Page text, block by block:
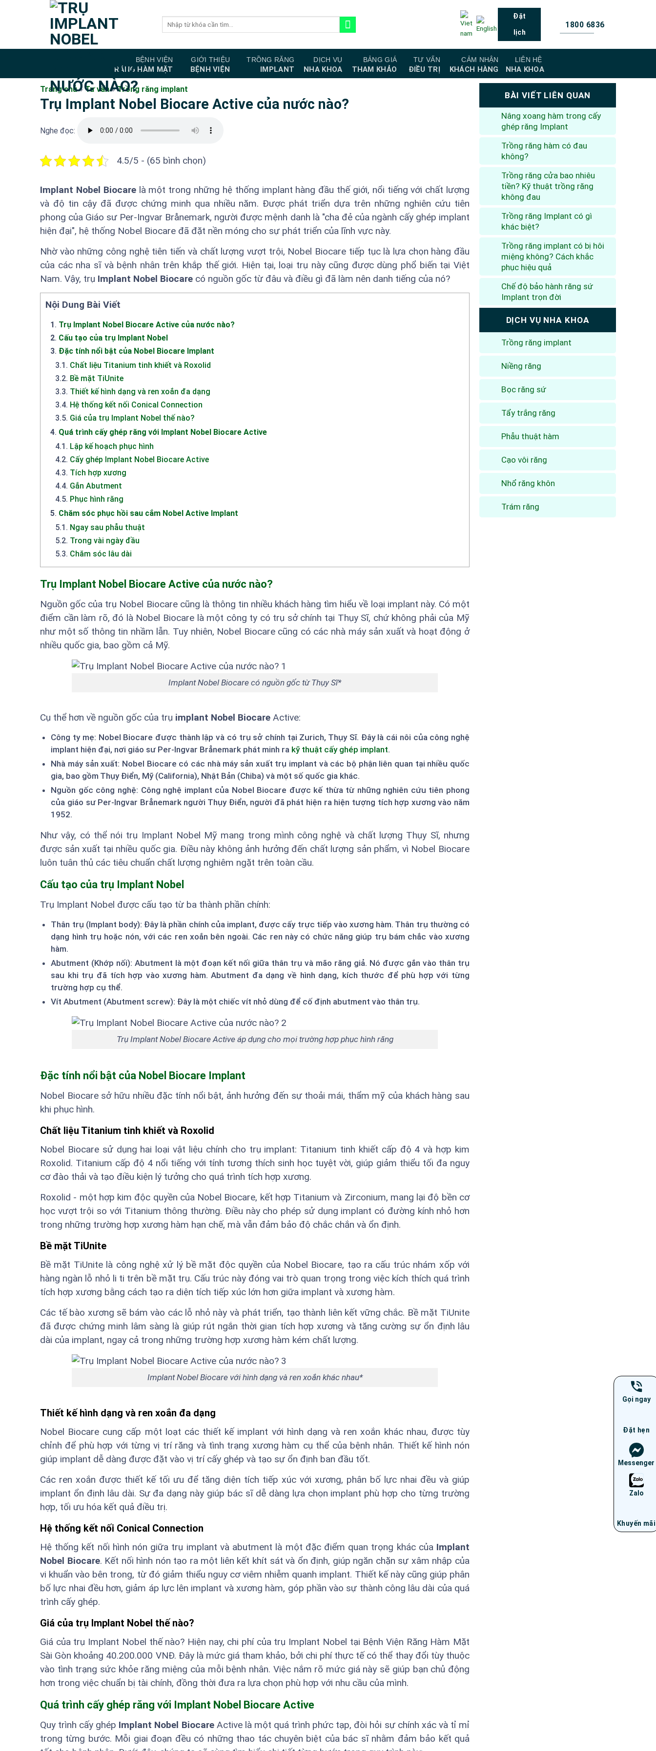
Đặt
lịch
1800 6836
BỆNH VIỆN
RĂNG HÀM MẶT
GIỚI THIỆU
BỆNH VIỆN
TRỒNG RĂNG
IMPLANT
DỊCH VỤ
NHA KHOA
BẢNG GIÁ
THAM KHẢO
TƯ VẤN
ĐIỀU TRỊ
CẢM NHẬN
KHÁCH HÀNG
LIÊN HỆ
NHA KHOA
Trang chủ»Tư vấn»Trồng răng implant
Trụ Implant Nobel Biocare Active của nước nào?
Nghe đọc:
4.5/5 - (65 bình chọn)
Implant Nobel Biocarelà một trong những hệ thống implant hàng đầu thế giới, nổi tiếng với chất lượng
và độ tin cậy đã được chứng minh qua nhiều năm. Được phát triển dựa trên những nghiên cứu tiên
phong của Giáo sư Per-Ingvar Brånemark, người được mệnh danh là "cha đẻ của ngành cấy ghép implant
hiện đại", hệ thống Nobel Biocare đã đặt nền móng cho sự phát triển của lĩnh vực này.
Nhờ vào những công nghệ tiên tiến và chất lượng vượt trội, Nobel Biocare tiếp tục là lựa chọn hàng đầu
của các nha sĩ và bệnh nhân trên khắp thế giới. Hiện tại, loại trụ này cũng được dùng phổ biến tại Việt
Nam. Vậy, trụ Implant Nobel Biocare có nguồn gốc từ đâu và điều gì đã làm nên danh tiếng của nó?
Nội Dung Bài Viết
1. Trụ Implant Nobel Biocare Active của nước nào?
2. Cấu tạo của trụ Implant Nobel
3. Đặc tính nổi bật của Nobel Biocare Implant
3.1 . Chất liệu Titanium tinh khiết và Roxolid
3.2. Bề mặt TiUnite
3.3. Thiết kế hình dạng và ren xoắn đa dạng
3.4. Hệ thống kết nối Conical Connection
3.5. Giá của trụ Implant Nobel thế nào?
4. Quá trình cấy ghép răng với Implant Nobel Biocare Active
4.1 . Lập kế hoạch phục hình
4.2. Cấy ghép Implant Nobel Biocare Active
4.3. Tích hợp xương
4.4. Gắn Abutment
4.5. Phục hình răng
5. Chăm sóc phục hồi sau cắm Nobel Active Implant
5.1 . Ngay sau phẫu thuật
5.2. Trong vài ngày đầu
5.3. Chăm sóc lâu dài
Trụ Implant Nobel Biocare Active của nước nào?
Nguồn gốc của trụ Nobel Biocare cũng là thông tin nhiều khách hàng tìm hiểu về loại implant này. Có một
điểm cần làm rõ, đó là Nobel Biocare là một công ty có trụ sở chính tại Thụy Sĩ, chứ không phải của Mỹ
như một số thông tin nhầm lẫn. Tuy nhiên, Nobel Biocare cũng có các nhà máy sản xuất và hoạt động ở
nhiều quốc gia, bao gồm cả Mỹ.
Implant Nobel Biocare có nguồn gốc từ Thụy Sĩ*
Cụ thể hơn về nguồn gốc của trụ implant Nobel Biocare Active:
Công ty mẹ: Nobel Biocare được thành lập và có trụ sở chính tại Zurich, Thụy Sĩ. Đây là cái nôi của công nghệ
implant hiện đại, nơi giáo sư Per-Ingvar Brånemark phát minh ra kỹ thuật cấy ghép implant.
Nhà máy sản xuất: Nobel Biocare có các nhà máy sản xuất trụ implant và các bộ phận liên quan tại nhiều quốc
gia, bao gồm Thụy Điển, Mỹ (California), Nhật Bản (Chiba) và một số quốc gia khác.
Nguồn gốc công nghệ: Công nghệ implant của Nobel Biocare được kế thừa từ những nghiên cứu tiên phong
của giáo sư Per-Ingvar Brånemark người Thụy Điển, người đã phát hiện ra hiện tượng tích hợp xương vào năm
1952.
Như vậy, có thể nói trụ Implant Nobel Mỹ mang trong mình công nghệ và chất lượng Thụy Sĩ, nhưng
được sản xuất tại nhiều quốc gia. Điều này không ảnh hưởng đến chất lượng sản phẩm, vì Nobel Biocare
luôn tuân thủ các tiêu chuẩn chất lượng nghiêm ngặt trên toàn cầu.
Cấu tạo của trụ Implant Nobel
Trụ Implant Nobel được cấu tạo từ ba thành phần chính:
Thân trụ (Implant body): Đây là phần chính của implant, được cấy trực tiếp vào xương hàm. Thân trụ thường có
dạng hình trụ hoặc nón, với các ren xoắn bên ngoài. Các ren này có chức năng giúp trụ bám chắc vào xương
hàm.
Abutment (Khớp nối): Abutment là một đoạn kết nối giữa thân trụ và mão răng giả. Nó được gắn vào thân trụ
sau khi trụ đã tích hợp vào xương hàm. Abutment đa dạng về hình dạng, kích thước để phù hợp với từng
trường hợp cụ thể.
Vít Abutment (Abutment screw): Đây là một chiếc vít nhỏ dùng để cố định abutment vào thân trụ.
Trụ Implant Nobel Biocare Active áp dụng cho mọi trường hợp phục hình răng
Đặc tính nổi bật của Nobel Biocare Implant
Nobel Biocare sở hữu nhiều đặc tính nổi bật, ảnh hưởng đến sự thoải mái, thẩm mỹ của khách hàng sau
khi phục hình.
Chất liệu Titanium tinh khiết và Roxolid
Nobel Biocare sử dụng hai loại vật liệu chính cho trụ implant: Titanium tinh khiết cấp độ 4 và hợp kim
Roxolid. Titanium cấp độ 4 nổi tiếng với tính tương thích sinh học tuyệt vời, giúp giảm thiểu tối đa nguy
cơ đào thải và tạo điều kiện lý tưởng cho quá trình tích hợp xương.
Roxolid - một hợp kim độc quyền của Nobel Biocare, kết hợp Titanium và Zirconium, mang lại độ bền cơ
học vượt trội so với Titanium thông thường. Điều này cho phép sử dụng implant có đường kính nhỏ hơn
trong những trường hợp xương hàm hạn chế, mà vẫn đảm bảo độ chắc chắn và ổn định.
Bề mặt TiUnite
Bề mặt TiUnite là công nghệ xử lý bề mặt độc quyền của Nobel Biocare, tạo ra cấu trúc nhám xốp với
hàng ngàn lỗ nhỏ li ti trên bề mặt trụ. Cấu trúc này đóng vai trò quan trọng trong việc kích thích quá trình
tích hợp xương bằng cách tạo ra diện tích tiếp xúc lớn hơn giữa implant và xương hàm.
Các tế bào xương sẽ bám vào các lỗ nhỏ này và phát triển, tạo thành liên kết vững chắc. Bề mặt TiUnite
đã được chứng minh lâm sàng là giúp rút ngắn thời gian tích hợp xương và tăng cường sự ổn định lâu
dài của implant, ngay cả trong những trường hợp xương hàm kém chất lượng.
Implant Nobel Biocare với hình dạng và ren xoắn khác nhau*
Thiết kế hình dạng và ren xoắn đa dạng
Nobel Biocare cung cấp một loạt các thiết kế implant với hình dạng và ren xoắn khác nhau, được tùy
chỉnh để phù hợp với từng vị trí răng và tình trạng xương hàm cụ thể của bệnh nhân. Thiết kế hình nón
giúp implant dễ dàng được đặt vào vị trí cấy ghép và tạo sự ổn định ban đầu tốt.
Các ren xoắn được thiết kế tối ưu để tăng diện tích tiếp xúc với xương, phân bố lực nhai đều và giúp
implant ổn định lâu dài. Sự đa dạng này giúp bác sĩ dễ dàng lựa chọn implant phù hợp cho từng trường
hợp, tối ưu hóa kết quả điều trị.
Hệ thống kết nối Conical Connection
Hệ thống kết nối hình nón giữa trụ implant và abutment là một đặc điểm quan trọng khác của Implant
Nobel Biocare. Kết nối hình nón tạo ra một liên kết khít sát và ổn định, giúp ngăn chặn sự xâm nhập của
vi khuẩn vào bên trong, từ đó giảm thiểu nguy cơ viêm nhiễm quanh implant. Thiết kế này cũng giúp phân
bố lực nhai đều hơn, giảm áp lực lên implant và xương hàm, góp phần vào sự thành công lâu dài của quá
trình cấy ghép.
Giá của trụ Implant Nobel thế nào?
Giá của trụ Implant Nobel thế nào? Hiện nay, chi phí của trụ Implant Nobel tại Bệnh Viện Răng Hàm Mặt
Sài Gòn khoảng 40.200.000 VNĐ. Đây là mức giá tham khảo, bởi chi phí thực tế có thể thay đổi tùy thuộc
vào tình trạng sức khỏe răng miệng của mỗi bệnh nhân. Việc nắm rõ mức giá này sẽ giúp bạn chủ động
hơn trong việc chuẩn bị tài chính, đồng thời đưa ra lựa chọn phù hợp với nhu cầu của mình.
Quá trình cấy ghép răng với Implant Nobel Biocare Active
Quy trình cấy ghép Implant Nobel BiocareActive là một quá trình phức tạp, đòi hỏi sự chính xác và tỉ mỉ
trong từng bước. Mỗi giai đoạn đều có những thao tác chuyên biệt của bác sĩ nhằm đảm bảo kết quả
BÀI VIẾT LIÊN QUAN
Nâng xoang hàm trong cấy
ghép răng Implant
Trồng răng hàm có đau
không?
Trồng răng cửa bao nhiêu
tiền? Kỹ thuật trồng răng
không đau
Trồng răng Implant có gì
khác biệt?
Trồng răng implant có bị hôi
miệng không? Cách khắc
phục hiệu quả
Chế độ bảo hành răng sứ
Implant trọn đời
DỊCH VỤ NHA KHOA
Trồng răng implant
Niềng răng
Bọc răng sứ
Tẩy trắng răng
Phẫu thuật hàm
Cạo vôi răng
Nhổ răng khôn
Trám răng
Gọi ngay
Đặt hẹn
Messenger
Zalo
Khuyến mãi